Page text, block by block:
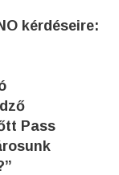
kérdéseire:
Pass